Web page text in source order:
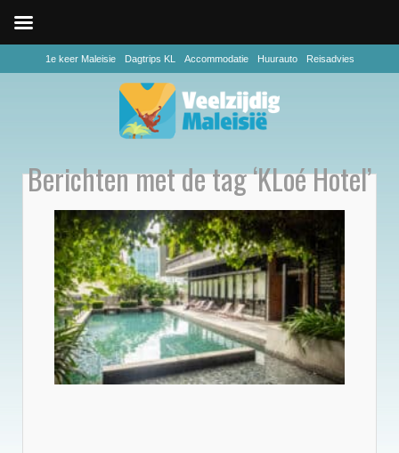
1e keer Maleisie Dagtrips KL Accommodatie Huurauto Reisadvies
Berichten met de tag ‘KLoé Hotel’